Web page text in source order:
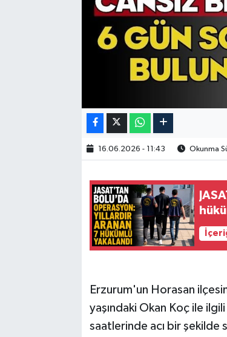
16.06.2026 - 11:43 Okunma
Erzurum'un Horasan
yaşındaki Okan Koç ile
saatlerinde acı bir şekilde